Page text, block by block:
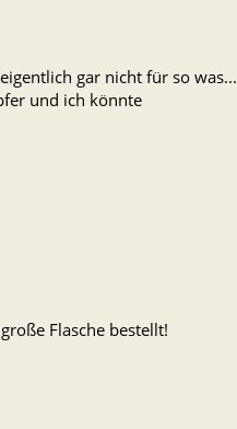
gar nicht für so was...
und ich könnte
Flasche bestellt!